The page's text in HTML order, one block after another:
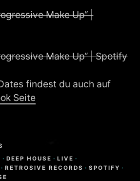
Make Up“ |
Make Up“ | Spotify
findest du auch auf
Seite
· DEEP HOUSE · LIVE ·
· RETROSIVE RECORDS · SPOTIFY ·